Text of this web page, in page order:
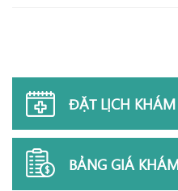
ĐẶT LỊCH
BẢNG GIÁ